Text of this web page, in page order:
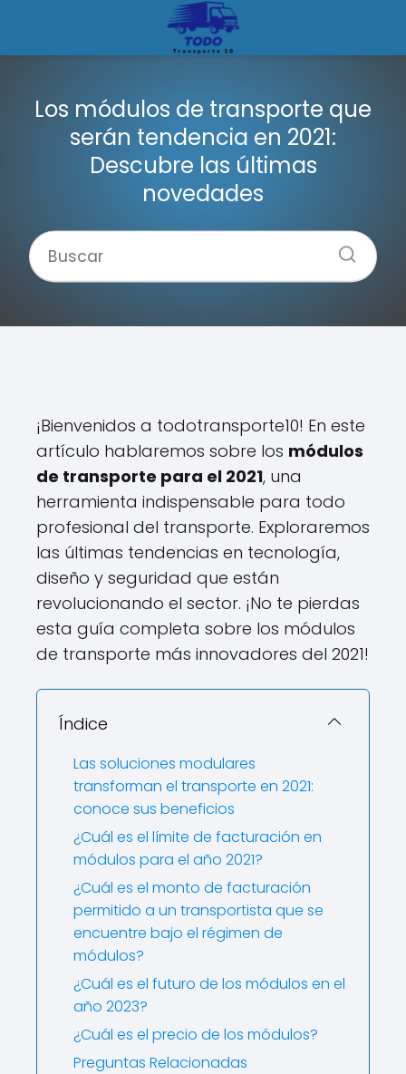
Los módulos de transporte que
serán tendencia en 2021:
Descubre las últimas
novedades
¡Bienvenidos a todotransporte10! En este
artículo hablaremos sobre los módulos
de transporte para el 2021, una
herramienta indispensable para todo
profesional del transporte. Exploraremos
las últimas tendencias en tecnología,
diseño y seguridad que están
revolucionando el sector. ¡No te pierdas
esta guía completa sobre los módulos
de transporte más innovadores del 2021!
Índice
Las soluciones modulares
transforman el transporte en 2021:
conoce sus beneficios
¿Cuál es el límite de facturación en
módulos para el año 2021?
¿Cuál es el monto de facturación
permitido a un transportista que se
encuentre bajo el régimen de
módulos?
¿Cuál es el futuro de los módulos en el
año 2023?
¿Cuál es el precio de los módulos?
Preguntas Relacionadas